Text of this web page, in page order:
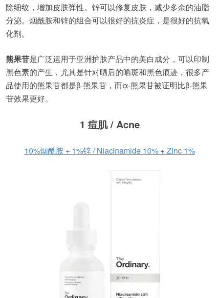
除细纹，增加皮肤弹性。锌可以修复皮肤，减少多余的油脂
分泌。烟酰胺和锌的组合可以很好的抗炎症，是很好的抗氧
化剂。
熊果苷是广泛运用于亚洲护肤产品中的美白成分，可以印制
黑色素的产生，尤其是针对晒后的晒斑和黑色痕迹，很多产
品使用的熊果苷都是β-熊果苷，而α-熊果苷被证明比β-熊果
苷效果更好。
1 痘肌 / Acne
10%烟酰胺 + 1%锌 / Niacinamide 10% + Zinc 1%